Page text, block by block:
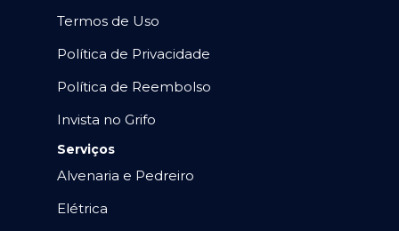
Termos de Uso
Política de Privacidade
Política de Reembolso
Invista no Grifo
Serviços
Alvenaria e Pedreiro
Elétrica